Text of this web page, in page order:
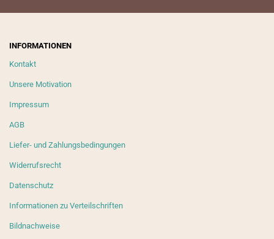
INFORMATIONEN
Kontakt
Unsere Motivation
Impressum
AGB
Liefer- und Zahlungsbedingungen
Widerrufsrecht
Datenschutz
Informationen zu Verteilschriften
Bildnachweise